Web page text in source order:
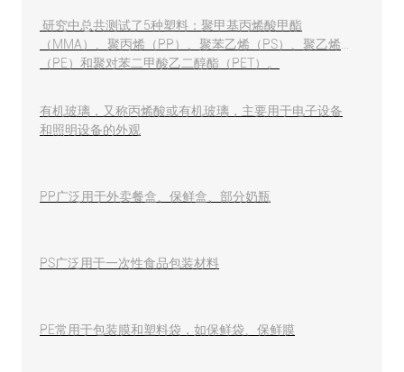
研究中总共测试了5种塑料：聚甲基丙烯酸甲酯
（MMA）、聚丙烯（PP）、聚苯乙烯（PS）、聚乙烯
（PE）和聚对苯二甲酸乙二醇酯（PET）。
有机玻璃，又称丙烯酸或有机玻璃，主要用于电子设备
和照明设备的外观
PP广泛用于外卖餐盒、保鲜盒、部分奶瓶
PS广泛用于一次性食品包装材料
PE常用于包装膜和塑料袋，如保鲜袋、保鲜膜